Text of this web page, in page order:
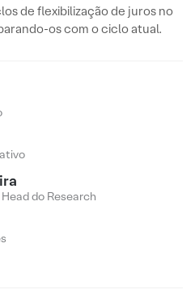
de flexibilização de juros no
os com o ciclo atual.
do Research